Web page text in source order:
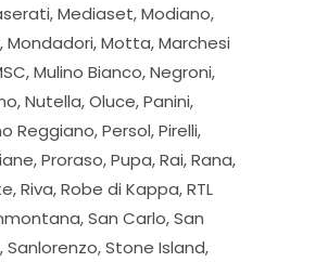
Mediaset, Modiano,
Mondadori, Motta, Marchesi
Mulino Bianco, Negroni,
Nutella, Oluce, Panini,
Reggiano, Persol, Pirelli,
Proraso, Pupa, Rai, Rana,
Riva, Robe di Kappa, RTL
San Carlo, San
Sanlorenzo, Stone Island,